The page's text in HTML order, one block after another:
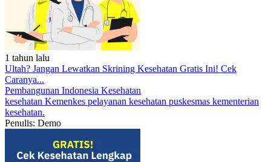
1 tahun lalu
Ultah? Jangan Lewatkan Skrining Kesehatan Gratis Ini! Cek
Caranya...
Pembangunan Indonesia Kesehatan
kesehatan Kemenkes pelayanan kesehatan puskesmas kementerian
kesehatan.
Penulis: Demo